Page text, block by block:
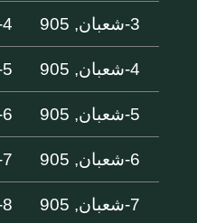
3-شعبان, 905 4-مارس-1500
4-شعبان, 905 5-مارس-1500
5-شعبان, 905 6-مارس-1500
6-شعبان, 905 7-مارس-1500
7-شعبان, 905 8-مارس-1500